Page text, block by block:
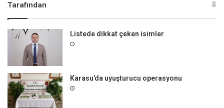
Tarafından
Listede dikkat çeken isimler
Karasu’da uyuşturucu operasyonu